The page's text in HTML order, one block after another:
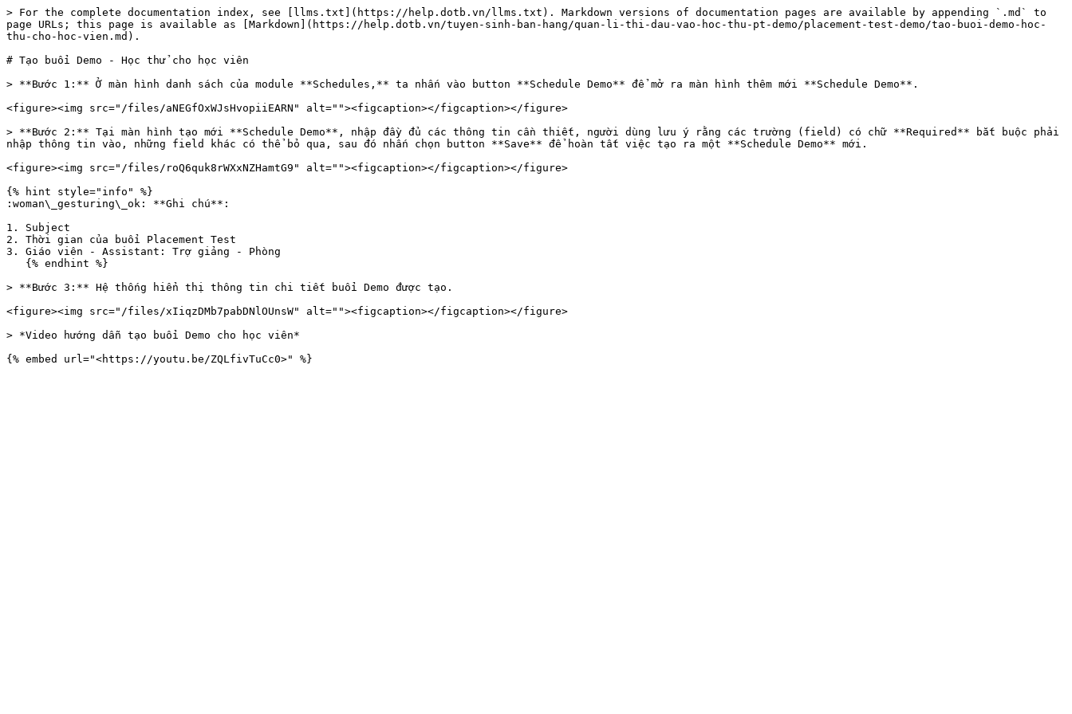
> For the complete documentation index, see [llms.txt](https://help.dotb.vn/llms.txt). Markdown versions of documentation pages are available by appending `.md` to
page URLs; this page is available as [Markdown](https://help.dotb.vn/tuyen-sinh-ban-hang/quan-li-thi-dau-vao-hoc-thu-pt-demo/placement-test-demo/tao-buoi-demo-hoc-
thu-cho-hoc-vien.md).
# Tạo buổi Demo - Học thử cho học viên
> **Bước 1:** Ở màn hình danh sách của module **Schedules,** ta nhấn vào button **Schedule Demo** để mở ra màn hình thêm mới **Schedule Demo**.
<figure><img src="/files/aNEGfOxWJsHvopiiEARN" alt=""><figcaption></figcaption></figure>
> **Bước 2:** Tại màn hình tạo mới **Schedule Demo**, nhập đầy đủ các thông tin cần thiết, người dùng lưu ý rằng các trường (field) có chữ **Required** bắt buộc phải
nhập thông tin vào, những field khác có thể bỏ qua, sau đó nhấn chọn button **Save** để hoàn tất việc tạo ra một **Schedule Demo** mới.
<figure><img src="/files/roQ6quk8rWXxNZHamtG9" alt=""><figcaption></figcaption></figure>
{% hint style="info" %}
:woman\_gesturing\_ok: **Ghi chú**:
1. Subject
2. Thời gian của buổi Placement Test
3. Giáo viên - Assistant: Trợ giảng - Phòng
> **Bước 3:** Hệ thống hiển thị thông tin chi tiết buổi Demo được tạo.
<figure><img src="/files/xIiqzDMb7pabDNlOUnsW" alt=""><figcaption></figcaption></figure>
> *Video hướng dẫn tạo buổi Demo cho học viên*